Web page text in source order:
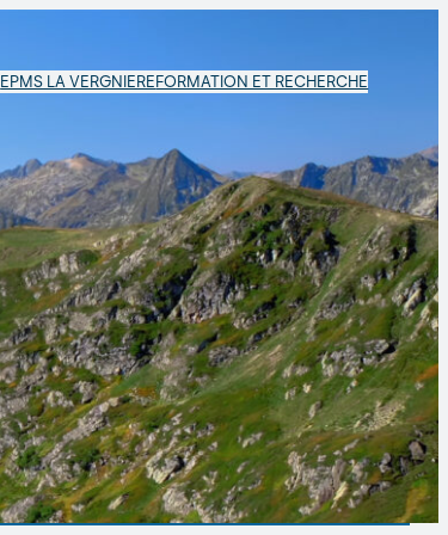
EPMS LA VERGNIERE FORMATION ET RECHERCHE